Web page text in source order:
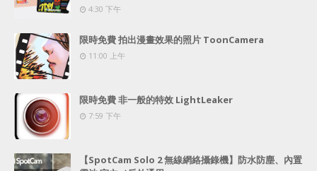
4:30 下午
限時免費 拍出漫畫效果的照片 ToonCamera
11:00 上午
限時免費 非一般的特效 LightLeaker
7:59 下午
【SpotCam Solo 2 無線網絡攝錄機】防水防塵、內置